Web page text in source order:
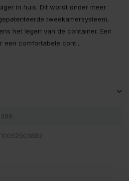
in huis. Dit wordt onder meer
tweekamersysteem,
het legen van de container. Een
een comfortabele cont...